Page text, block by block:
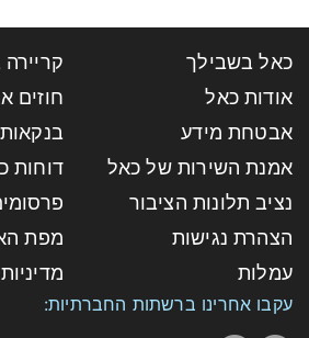
כאל בשבילך
אודות כאל
חוזים
אבטחת מידע
אמנת השירות של כאל
דוחות
נציב תלונות הציבור
הצהרת נגישות
מפת
עמלות
עקבו אחרינו ברשתות החברתיות: